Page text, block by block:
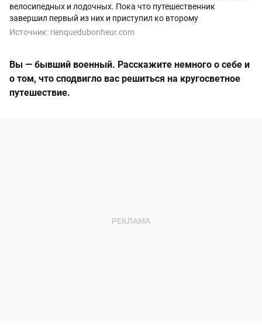
велосипедных и лодочных. Пока что путешественник
завершил первый из них и приступил ко второму
Источник: rienquedubonheur.com
Вы — бывший военный. Расскажите немного о себе и
о том, что сподвигло вас решиться на кругосветное
путешествие.